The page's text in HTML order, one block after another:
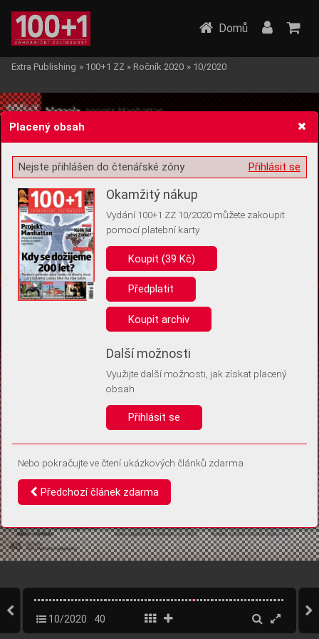
Žádost o souhlas s ukládáním volitelných informací
Pro základní fungování webu nepotřebujeme ukládat žádné informace
(tzv. cookies apod.). Rádi bychom vás ale požádali o souhlas s
uložením volitelných informací:
Anonymní unikátní ID
Díky němu příště poznáme, že se jedná o stejné zařízení, a
Identifikátor je zcela anonymní.
Vaše souhlasy a odmítnutí si ukládáme do vašeho zařízení, abychom se
vás už příště znovu neptali. Můžete je kdykoli později upravit ve Správě
Domů
Extra Publishing » 100+1 ZZ » Ročník 2020 » 10/2020
10/2020 40
Placený obsah
Přihlásit se
Nejste přihlášen do čtenářské zóny
Okamžitý nákup
Vydání 100+1 ZZ 10/2020 můžete zakoupit
pomocí platební karty
Koupit (39 Kč)
Předplatit
Koupit archiv
Další možnosti
Využijte další možnosti, jak získat placený
obsah
Přihlásit se
Nebo pokračujte ve čtení ukázkových článků zdarma
Předchozí článek zdarma